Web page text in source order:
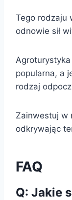
Tego rodzaju
odnowie sił
popularna, a
rodzaj
Zainwestuj w
odkrywając
FAQ
Q: Jakie